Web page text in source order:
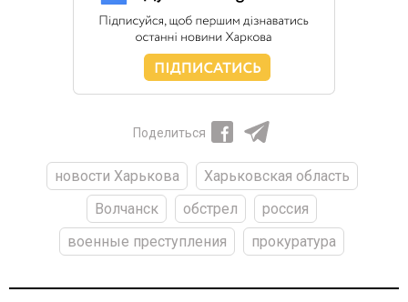
Поделиться
новости Харькова
Харьковская область
Волчанск
обстрел
россия
военные преступления
прокуратура